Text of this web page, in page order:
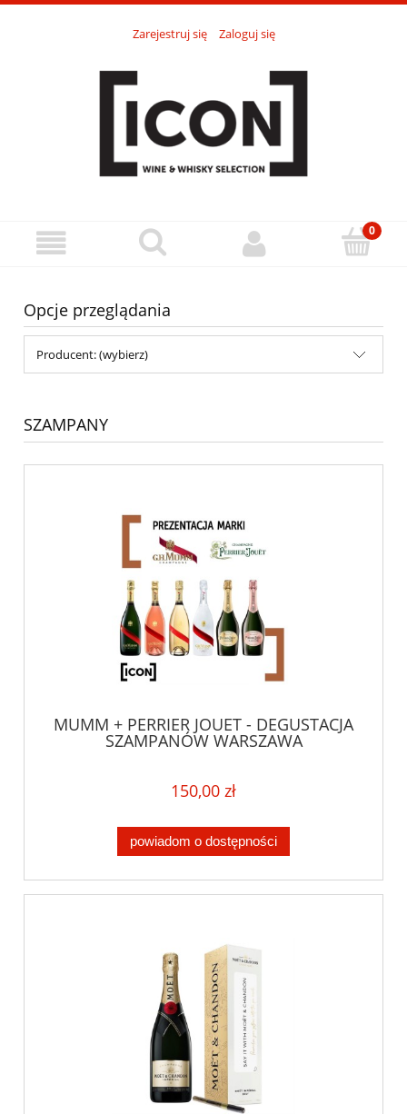
Zarejestruj się Zaloguj się
Opcje przeglądania
Producent: (wybierz)
SZAMPANY
MUMM + PERRIER JOUET - DEGUSTACJA
SZAMPANÓW WARSZAWA
150,00 zł
powiadom o dostępności